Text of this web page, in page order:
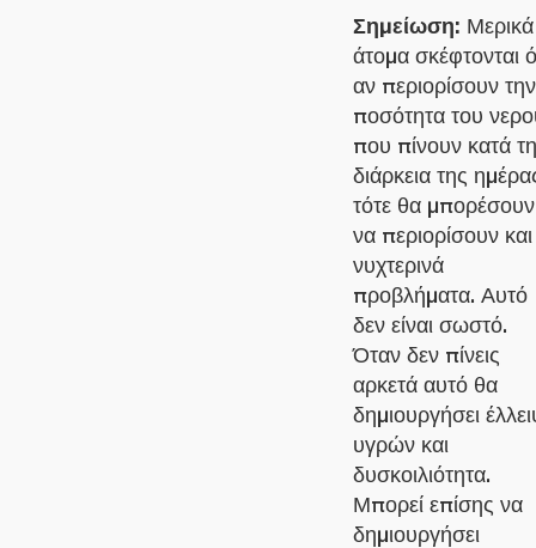
Σημείωση: Μερικά
άτομα σκέφτονται
αν περιορίσουν την
ποσότητα του
που πίνουν κατά τη
διάρκεια της
τότε θα μπορέσουν
να περιορίσουν
νυχτερινά
προβλήματα. Αυτό
δεν είναι σωστό.
Όταν δεν πίνεις
αρκετά αυτό θα
δημιουργήσει
υγρών και
δυσκοιλιότητα.
Μπορεί επίσης να
δημιουργήσει